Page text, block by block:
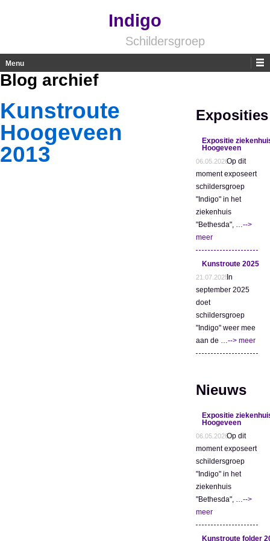
Indigo
Schildersgroep
Menu
Skip to content
Blog archief
Kunstroute
Hoogeveen
2013
Exposities
Expositie
Hoogeveen
06.05.2026Op dit
moment exposeert
schildersgroep
"Indigo" in het
ziekenhuis
"Bethesda", …-->
meer
Kunstroute 2025
21.07.2025In
september 2025
doet
schildersgroep
"Indigo" weer mee
aan de …--> meer
Nieuws
Expositie
Hoogeveen
06.05.2026Op dit
moment exposeert
schildersgroep
"Indigo" in het
ziekenhuis
"Bethesda", …-->
meer
Kunstroute folder